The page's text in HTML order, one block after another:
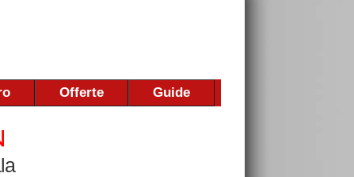
Offerte Guide